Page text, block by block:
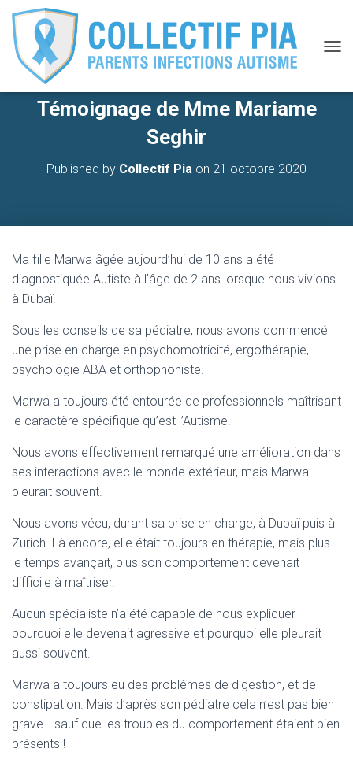
N
O
Témoignage de Mme Mariame
Seghir
Published by Collectif Pia on 21 octobre 2020
Ma fille Marwa âgée aujourd’hui de 10 ans a été
diagnostiquée Autiste à l’âge de 2 ans lorsque nous vivions
à Dubaï.
Sous les conseils de sa pédiatre, nous avons commencé
une prise en charge en psychomotricité, ergothérapie,
psychologie ABA et orthophoniste.
Marwa a toujours été entourée de professionnels maîtrisant
le caractère spécifique qu’est l’Autisme.
Nous avons effectivement remarqué une amélioration dans
ses interactions avec le monde extérieur, mais Marwa
pleurait souvent.
Nous avons vécu, durant sa prise en charge, à Dubaï puis à
Zurich. Là encore, elle était toujours en thérapie, mais plus
le temps avançait, plus son comportement devenait
difficile à maîtriser.
Aucun spécialiste n’a été capable de nous expliquer
pourquoi elle devenait agressive et pourquoi elle pleurait
aussi souvent.
Marwa a toujours eu des problèmes de digestion, et de
constipation. Mais d’après son pédiatre cela n’est pas bien
grave….sauf que les troubles du comportement étaient bien
présents !